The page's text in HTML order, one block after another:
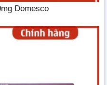
Domesco